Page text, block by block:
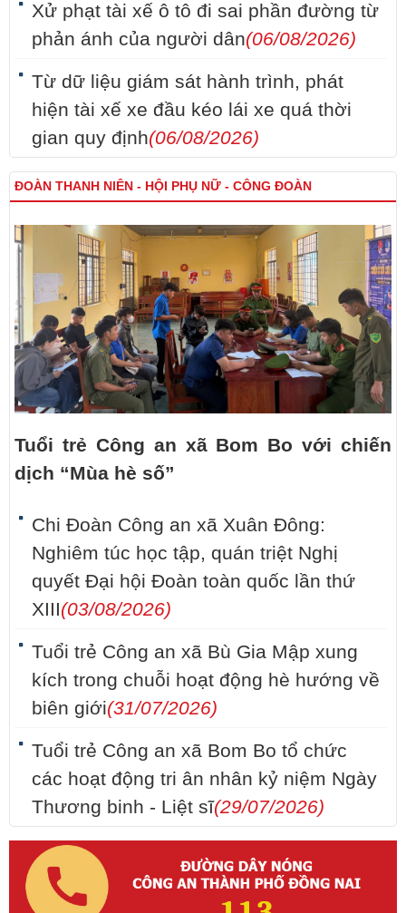
Xử phạt tài xế ô tô đi sai phần đường từ
phản ánh của người dân(06/08/2026)
Từ dữ liệu giám sát hành trình, phát
hiện tài xế xe đầu kéo lái xe quá thời
gian quy định(06/08/2026)
ĐOÀN THANH NIÊN - HỘI PHỤ NỮ - CÔNG ĐOÀN
Tuổi trẻ Công an xã Bom Bo với chiến
dịch “Mùa hè số”
Chi Đoàn Công an xã Xuân Đông:
Nghiêm túc học tập, quán triệt Nghị
quyết Đại hội Đoàn toàn quốc lần thứ
XIII(03/08/2026)
Tuổi trẻ Công an xã Bù Gia Mập xung
kích trong chuỗi hoạt động hè hướng về
biên giới(31/07/2026)
Tuổi trẻ Công an xã Bom Bo tổ chức
các hoạt động tri ân nhân kỷ niệm Ngày
Thương binh - Liệt sĩ(29/07/2026)